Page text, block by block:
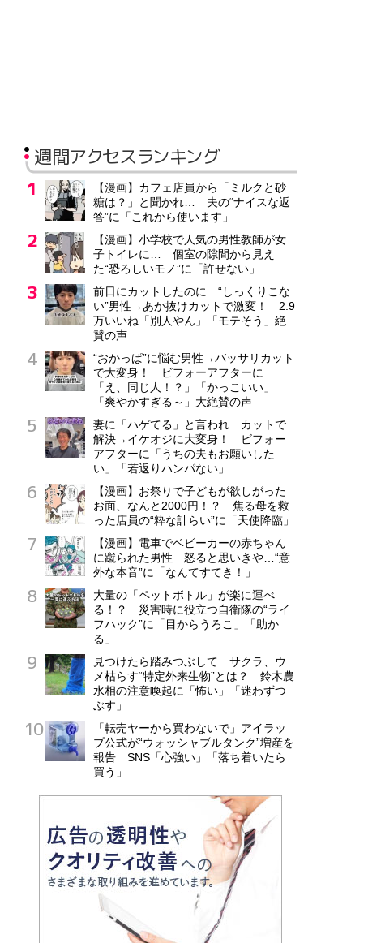
週間アクセスランキング
【漫画】カフェ店員から「ミルクと砂
糖は？」と聞かれ… 夫の“ナイスな返
答”に「これから使います」
【漫画】小学校で人気の男性教師が女
子トイレに… 個室の隙間から見え
た“恐ろしいモノ”に「許せない」
前日にカットしたのに…“しっくりこな
い”男性→あか抜けカットで激変！ 2.9
万いいね「別人やん」「モテそう」絶
賛の声
“おかっぱ”に悩む男性→バッサリカット
で大変身！ ビフォーアフターに
「え、同じ人！？」「かっこいい」
「爽やかすぎる～」大絶賛の声
妻に「ハゲてる」と言われ…カットで
解決→イケオジに大変身！ ビフォー
アフターに「うちの夫もお願いした
い」「若返りハンパない」
【漫画】お祭りで子どもが欲しがった
お面、なんと2000円！？ 焦る母を救
った店員の“粋な計らい”に「天使降臨」
【漫画】電車でベビーカーの赤ちゃん
に蹴られた男性 怒ると思いきや…“意
外な本音”に「なんてすてき！」
大量の「ペットボトル」が楽に運べ
る！？ 災害時に役立つ自衛隊の“ライ
フハック”に「目からうろこ」「助か
る」
見つけたら踏みつぶして…サクラ、ウ
メ枯らす“特定外来生物”とは？ 鈴木農
水相の注意喚起に「怖い」「迷わずつ
ぶす」
「転売ヤーから買わないで」アイラッ
プ公式が“ウォッシャブルタンク”増産を
報告 SNS「心強い」「落ち着いたら
買う」